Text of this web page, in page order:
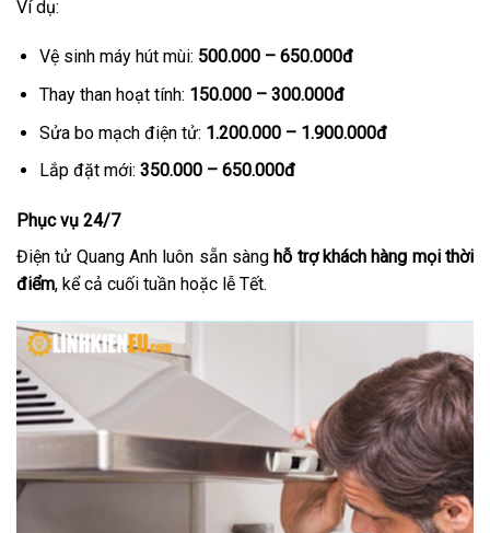
Ví dụ:
Vệ sinh máy hút mùi: 500.000 – 650.000đ
Thay than hoạt tính: 150.000 – 300.000đ
Sửa bo mạch điện tử: 1.200.000 – 1.900.000đ
Lắp đặt mới: 350.000 – 650.000đ
Phục vụ 24/7
Điện tử Quang Anh luôn sẵn sànghỗ trợ khách hàng mọi thời
điểm, kể cả cuối tuần hoặc lễ Tết.